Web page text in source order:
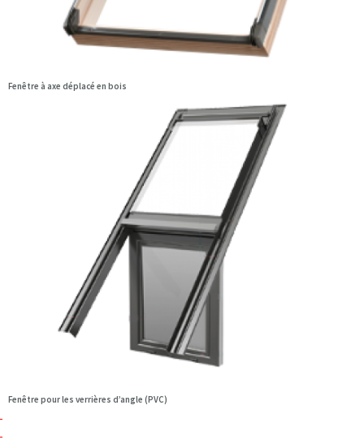
Fenêtre à axe déplacé en bois
Fenêtre pour les verrières d’angle (PVC)